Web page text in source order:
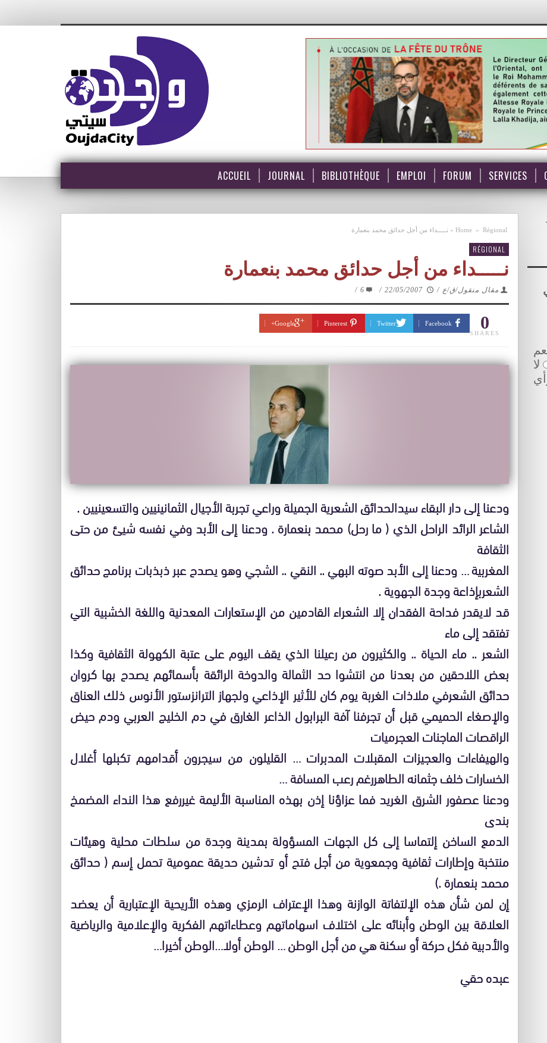
ACCUEIL JOURNAL BIBLIOTHÈQUE EMPLOI FORUM SERVICES
Home » Régional
» نـــــداء من أجل حدائق محمد بنعمارة
RÉGIONAL
نـــــداء من أجل حدائق محمد بنعمارة
مقال منقول/ق/ع /
22/05/2007
/
6
/
0
SHARES
Facebook
Twitter
Pinterest
Google+
ودعنا إلى دار البقاء سيدالحدائق الشعرية الجميلة وراعي تجربة الأجيال الثمانينيين والتسعينيين .
الشاعر الرائد الراحل الذي ( ما رحل) محمد بنعمارة . ودعنا إلى الأبد وفي نفسه شيئ من حتى
الثقافة
المغربية … ودعنا إلى الأبد صوته البهي .. النقي .. الشجي وهو يصدح عبر ذبذبات برنامج حدائق
الشعربإذاعة وجدة الجهوية .
قد لايقدر فداحة الفقدان إلا الشعراء القادمين من الإستعارات المعدنية واللغة الخشبية التي
تفتقد إلى ماء
الشعر .. ماء الحياة .. والكثيرون من رعيلنا الذي يقف اليوم على عتبة الكهولة الثقافية وكذا
بعض اللاحقين من بعدنا من انتشوا حد الثمالة والدوخة الرائقة بأسمائهم يصدح بها كروان
حدائق الشعرفي ملاذات الغربة يوم كان للأثير الإذاعي ولجهاز الترانزستور الأنوس ذلك العناق
والإصغاء الحميمي قبل أن تجرفنا آفة البرابول الذاعر الغارق في دم الخليج العربي ودم حيض
الراقصات الماجنات العجرميات
والهيفاءات والعجيزات المقبلات المدبرات … القليلون من سيجرون أقدامهم تكبلها أغلال
الخسارات خلف جثمانه الطاهررغم رعب المسافة …
ودعنا عصفور الشرق الغريد فما عزاؤنا إذن بهذه المناسبة الأليمة غيررفع هذا النداء المضمخ
بندى
الدمع الساخن إلتماسا إلى كل الجهات المسؤولة بمدينة وجدة من سلطات محلية وهيئات
منتخبة وإطارات ثقافية وجمعوية من أجل فتح أو تدشين حديقة عمومية تحمل إسم ( حدائق
محمد بنعمارة .)
إن لمن شأن هذه الإلتفاتة الوازنة وهذا الإعتراف الرمزي وهذه الأريحية الإعتبارية أن يعضد
العلاقة بين الوطن وأبنائه على اختلاف اسهاماتهم وعطاءاتهم الفكرية والإعلامية والرياضية
والأدبية فكل حركة أو سكنة هي من أجل الوطن … الوطن أولا…الوطن أخيرا…
عبده حقي
لا